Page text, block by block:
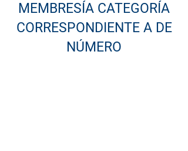
MEMBRESÍA CATEGORÍA
CORRESPONDIENTE A DE
NÚMERO